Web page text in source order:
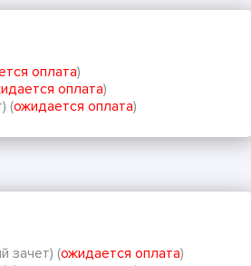
оплата)
оплата)
(ожидается оплата)
зачет) (ожидается оплата)